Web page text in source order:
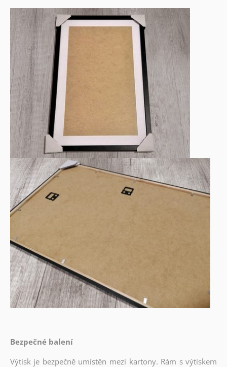
Bezpečné balení
Výtisk je bezpečně umístěn mezi kartony. Rám s výtiskem